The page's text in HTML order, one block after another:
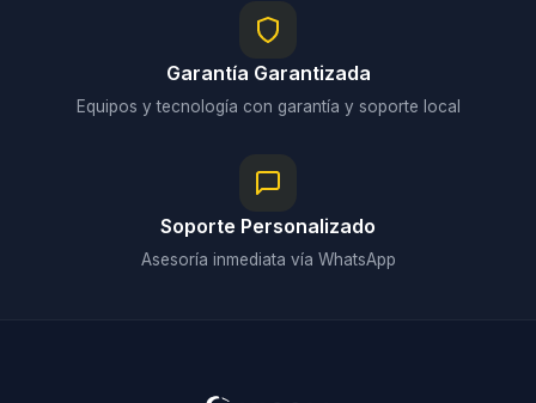
Garantía Garantizada
Equipos y tecnología con garantía y soporte local
Soporte Personalizado
Asesoría inmediata vía WhatsApp